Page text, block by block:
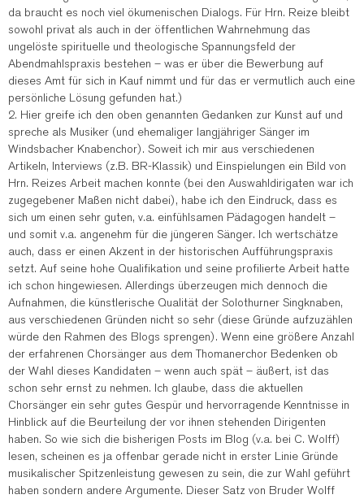
da braucht es noch viel ökumenischen Dialogs. Für Hrn. Reize bleibt
sowohl privat als auch in der öffentlichen Wahrnehmung das
ungelöste spirituelle und theologische Spannungsfeld der
Abendmahlspraxis bestehen – was er über die Bewerbung auf
dieses Amt für sich in Kauf nimmt und für das er vermutlich auch eine
persönliche Lösung gefunden hat.)
2. Hier greife ich den oben genannten Gedanken zur Kunst auf und
spreche als Musiker (und ehemaliger langjähriger Sänger im
Windsbacher Knabenchor). Soweit ich mir aus verschiedenen
Artikeln, Interviews (z.B. BR-Klassik) und Einspielungen ein Bild von
Hrn. Reizes Arbeit machen konnte (bei den Auswahldirigaten war ich
zugegebener Maßen nicht dabei), habe ich den Eindruck, dass es
sich um einen sehr guten, v.a. einfühlsamen Pädagogen handelt –
und somit v.a. angenehm für die jüngeren Sänger. Ich wertschätze
auch, dass er einen Akzent in der historischen Aufführungspraxis
setzt. Auf seine hohe Qualifikation und seine profilierte Arbeit hatte
ich schon hingewiesen. Allerdings überzeugen mich dennoch die
Aufnahmen, die künstlerische Qualität der Solothurner Singknaben,
aus verschiedenen Gründen nicht so sehr (diese Gründe aufzuzählen
würde den Rahmen des Blogs sprengen). Wenn eine größere Anzahl
der erfahrenen Chorsänger aus dem Thomanerchor Bedenken ob
der Wahl dieses Kandidaten – wenn auch spät – äußert, ist das
schon sehr ernst zu nehmen. Ich glaube, dass die aktuellen
Chorsänger ein sehr gutes Gespür und hervorragende Kenntnisse in
Hinblick auf die Beurteilung der vor ihnen stehenden Dirigenten
haben. So wie sich die bisherigen Posts im Blog (v.a. bei C. Wolff)
lesen, scheinen es ja offenbar gerade nicht in erster Linie Gründe
musikalischer Spitzenleistung gewesen zu sein, die zur Wahl geführt
haben sondern andere Argumente. Dieser Satz von Bruder Wolff